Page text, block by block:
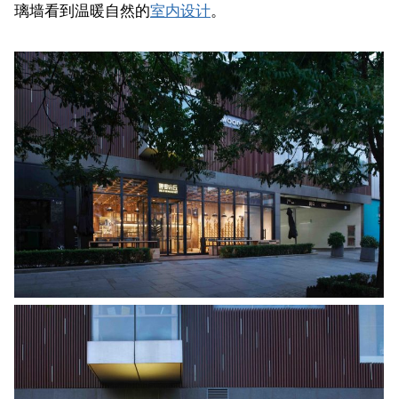
璃墙看到温暖自然的室内设计。